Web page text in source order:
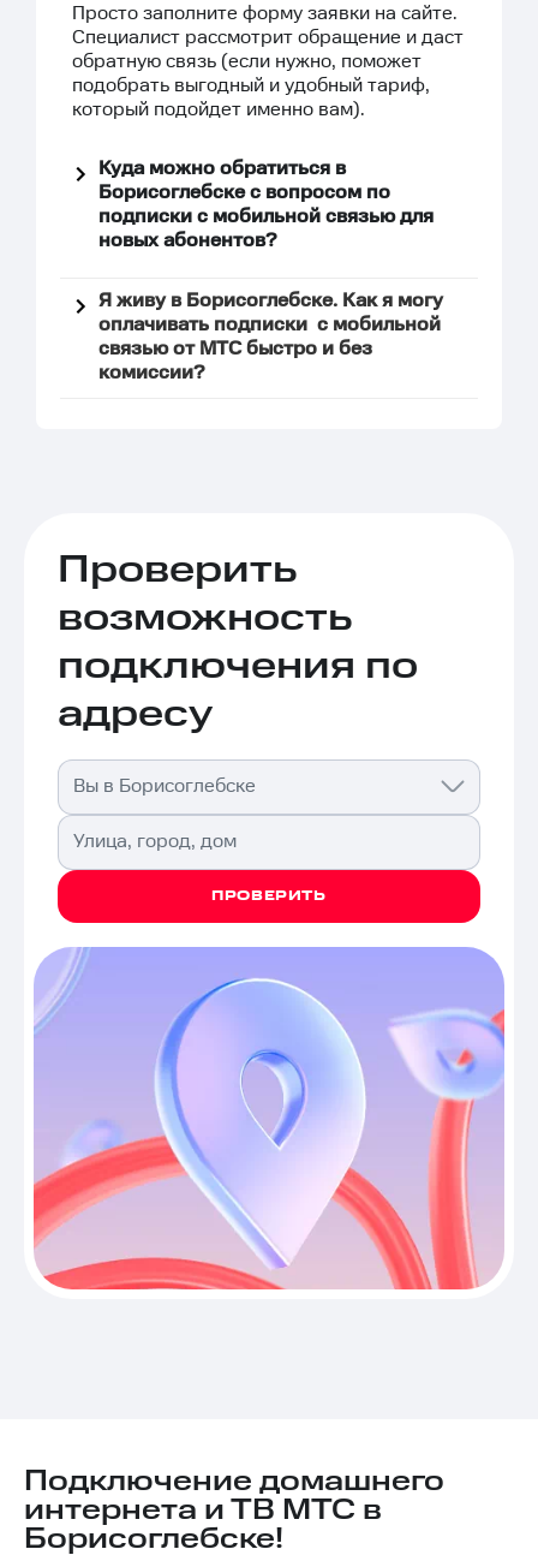
Просто заполните форму заявкина сайте.
Специалист рассмотрит обращение и даст
обратную связь (если нужно, поможет
подобрать выгодный и удобный тариф,
который подойдет именно вам).
Куда можно обратиться в
Борисоглебске с вопросом по
подписки с мобильной связью для
новых абонентов?
Я живу в Борисоглебске. Как я могу
оплачивать подписки с мобильной
связью от МТС быстро и без
комиссии?
Проверить
возможность
подключения по
адресу
Вы в Борисоглебске
Улица, город, дом
ПРОВЕРИТЬ
Подключение домашнего
интернета и ТВ МТС в
Борисоглебске!